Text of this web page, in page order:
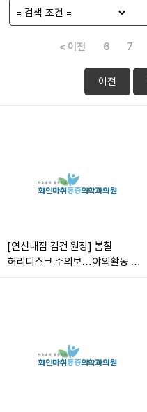
< 이전 6 7
이전
[연신내점 김건 원장] 봄철
허리디스크 주의보…야외활동 부상